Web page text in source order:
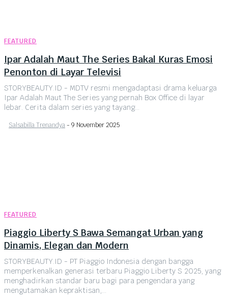
FEATURED
Ipar Adalah Maut The Series Bakal Kuras Emosi
Penonton di Layar Televisi
STORYBEAUTY.ID - MDTV resmi mengadaptasi drama keluarga
Ipar Adalah Maut The Series yang pernah Box Office di layar
lebar. Cerita dalam series yang tayang...
Salsabilla Trenandya - 9 November 2025
FEATURED
Piaggio Liberty S Bawa Semangat Urban yang
Dinamis, Elegan dan Modern
STORYBEAUTY.ID - PT Piaggio Indonesia dengan bangga
memperkenalkan generasi terbaru Piaggio Liberty S 2025, yang
menghadirkan standar baru bagi para pengendara yang
mengutamakan kepraktisan,...